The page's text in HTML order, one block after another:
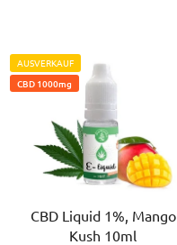
AUSVERKAUF
CBD 1000mg
CBD Liquid 1%, Mango
Kush 10ml